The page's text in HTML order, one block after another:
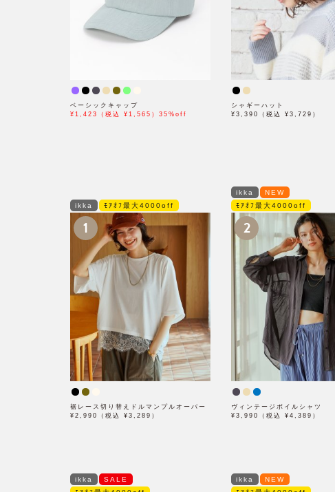
ベーシックキャップ
¥1,423（税込 ¥1,565）35%off
シャギーハット
¥3,390（税込 ¥3,729）
ikka ﾓｱｵﾌ最大4000off
1
裾レース切り替えドルマンプルオーバー
¥2,990（税込 ¥3,289）
ikka
NEW
ﾓｱｵﾌ最大4000off
2
ヴィンテージボイルシャツ
¥3,990（税込 ¥4,389）
ikka
SALE
ikka
NEW